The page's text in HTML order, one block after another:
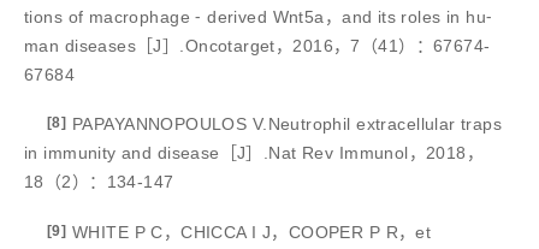
tions of macrophage ⁃ derived Wnt5a，and its roles in hu⁃
man diseases［J］.Oncotarget，2016，7（41）：67674-
67684
[8] PAPAYANNOPOULOS V.Neutrophil extracellular traps
in immunity and disease［J］.Nat Rev Immunol，2018，
18（2）：134-147
[9] WHITE P C，CHICCA I J，COOPER P R，et